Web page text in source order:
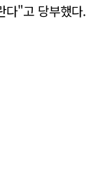
다"고 당부했다.